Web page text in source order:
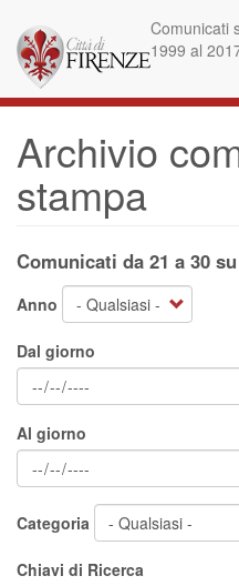
contenuto
principale
Comunicati
1999 al
Archivio
stampa
Comunicati da 21 a 30
Anno
Dal giorno
Al giorno
Categoria
Chiavi di Ricerca